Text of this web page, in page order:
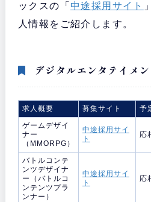
ックスの「 中途採用サイト
人情報をご紹介します。
デジタルエンタテイメ
求人概要 募集サイト 予
ゲームデザイ
ナー
（MMORPG）
中途採用サイ
ト
応
バトルコンテ
ンツデザイナ
ー（バトルコ
ンテンツプラ
ンナー）
中途採用サイ
ト
応